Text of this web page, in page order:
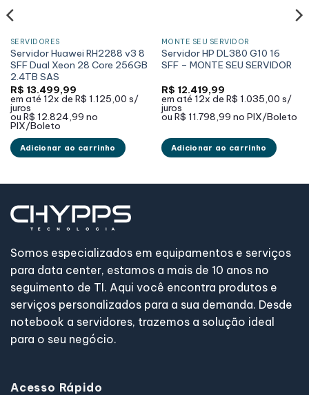
SERVIDORES
Servidor Huawei RH2288 v3 8
SFF Dual Xeon 28 Core 256GB
2.4TB SAS
R$ 13.499,99
em até 12x de R$ 1.125,00 s/
juros
ou R$ 12.824,99 no
PIX/Boleto
Adicionar ao carrinho
MONTE SEU SERVIDOR
Servidor HP DL380 G10 16
SFF – MONTE SEU SERVIDOR
R$ 12.419,99
em até 12x de R$ 1.035,00 s/
juros
ou R$ 11.798,99 no PIX/Boleto
Adicionar ao carrinho
Somos especializados em equipamentos e serviços
para data center, estamos a mais de 10 anos no
seguimento de TI. Aqui você encontra produtos e
serviços personalizados para a sua demanda. Desde
notebook a servidores, trazemos a solução ideal
para o seu negócio.
Acesso Rápido